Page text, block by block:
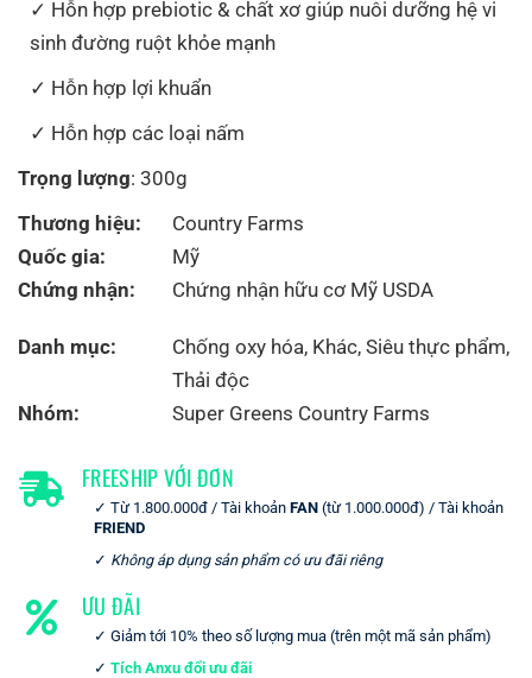
Hỗn hợp prebiotic & chất xơ giúp nuôi dưỡng hệ vi
sinh đường ruột khỏe mạnh
Hỗn hợp lợi khuẩn
Hỗn hợp các loại nấm
Trọng lượng: 300g
Thương hiệu:
Country Farms
Quốc gia:
Mỹ
Chứng nhận:
Chứng nhận hữu cơ Mỹ USDA
Danh mục: Chống oxy hóa, Khác, Siêu thực phẩm,
Thải độc
Nhóm:
Super Greens Country Farms
FREESHIP VỚI ĐƠN
Từ 1.800.000đ / Tài khoản FAN (từ 1.000.000đ) / Tài khoản
FRIEND
Không áp dụng sản phẩm có ưu đãi riêng
ƯU ĐÃI
Giảm tới 10% theo số lượng mua (trên một mã sản phẩm)
Tích Anxu đổi ưu đãi